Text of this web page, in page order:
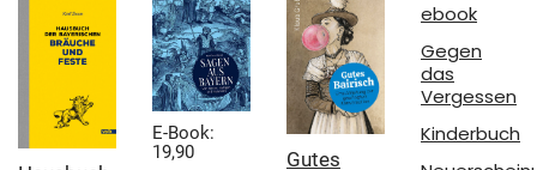
Gutes
E-Book:
19,90
ebook
Gegen
das
Vergessen
Kinderbuch